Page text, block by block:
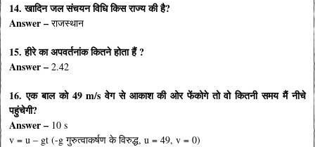
14. खादिन जल संचयन विधि किस राज्य की है?
Answer –राजस्थान
15. हीरे का अपवर्तनांक कितने होता हैं ?
Answer –2.42
16. एक बाल को 49 m/s वेग से आकाश की ओर फेंकोगे तो वो कितनी समय मैं नीचे
पहुंचेगी?
Answer – 10 s
v = u – gt (-g गुरुत्वाकर्षण के विरुद्ध, u = 49, v = 0)